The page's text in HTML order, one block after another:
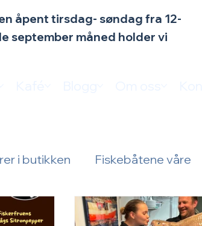
åpent tirsdag- søndag fra 12-
september måned holder vi
i butikken Fiskebåtene våre